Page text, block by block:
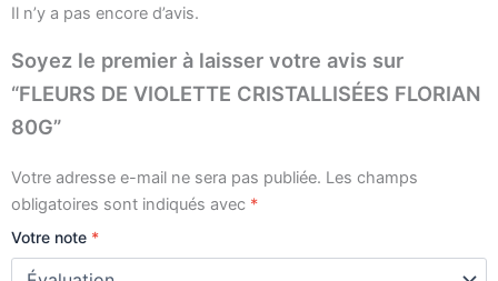
Il n’y a pas encore d’avis.
Soyez le premier à laisser votre avis sur
“FLEURS DE VIOLETTE CRISTALLISÉES FLORIAN
80G”
Votre adresse e-mail ne sera pas publiée. Les champs
obligatoires sont indiqués avec *
Votre note *